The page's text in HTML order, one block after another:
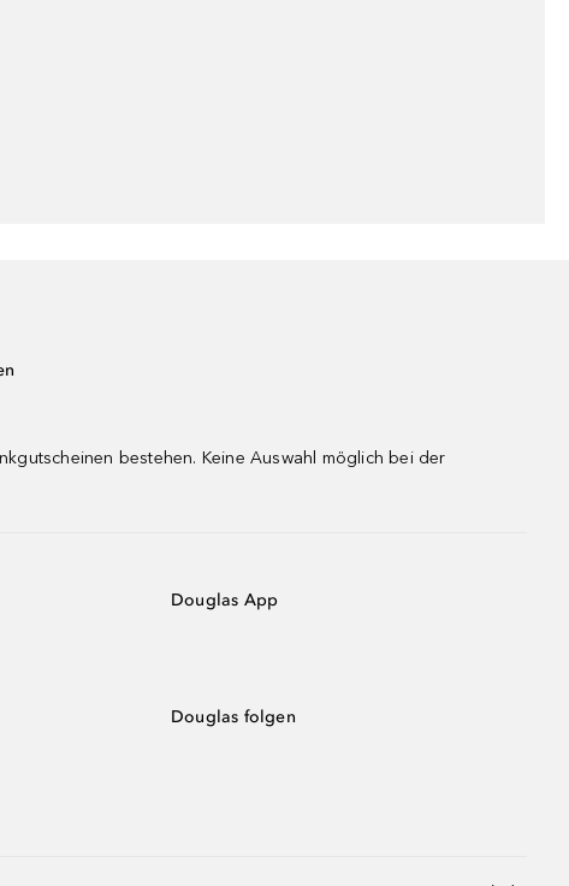
bestehen. Keine Auswahl möglich bei der
Douglas App
Douglas folgen